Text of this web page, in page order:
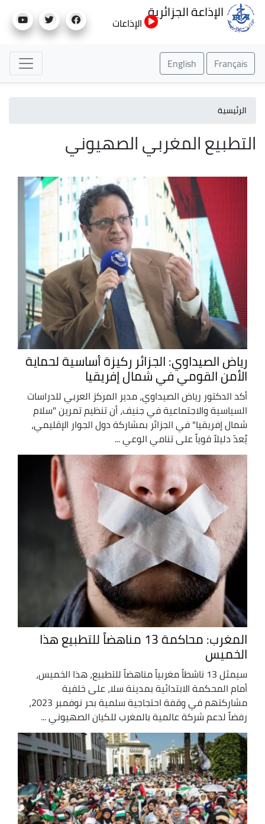
إلى
الإذاعة الجزائرية
الإذاعات
Français
English
الرئيسية
التطبيع المغربي الصهيوني
رياض الصيداوي: الجزائر ركيزة أساسية لحماية
الأمن القومي في شمال إفريقيا
أكد الدكتور رياض الصيداوي، مدير المركز العربي للدراسات
السياسية والاجتماعية في جنيف، أن تنظيم تمرين "سلام
شمال إفريقيا" في الجزائر بمشاركة دول الجوار الإقليمي،
يُعدّ دليلاً قوياً على تنامي الوعي ...
المغرب: محاكمة 13 مناهضاً للتطبيع هذا
الخميس
سيمثل 13 ناشطاً مغربياً مناهضاً للتطبيع، هذا الخميس،
أمام المحكمة الابتدائية بمدينة سلا، على خلفية
مشاركتهم في وقفة احتجاجية سلمية بحر نوفمبر 2023،
رفضاً لدعم شركة عالمية بالمغرب للكيان الصهيوني ...